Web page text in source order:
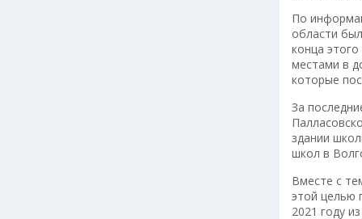
По
области
конца
местами в
которые
За
здании
школ в
Вместе с
этой целью
2021 году